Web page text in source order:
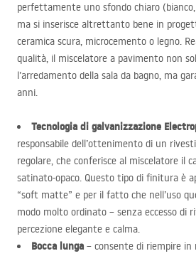
perfettamente uno sfondo chiaro
ma si inserisce altrettanto bene in
ceramica scura, microcemento o legno.
qualità, il miscelatore a pavimento non
l’arredamento della sala da bagno, ma
anni.
Tecnologia di galvanizzazione
responsabile dell’ottenimento di un
regolare, che conferisce al miscelatore il
satinato-opaco. Questo tipo di finitura è
“soft matte” e per il fatto che nell’uso
modo molto ordinato – senza eccesso di
percezione elegante e calma.
Bocca lunga – consente di riempire in